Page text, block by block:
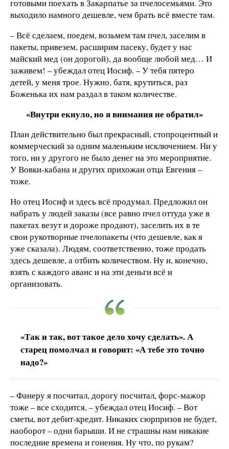
готовыми поехать в Закарпатье за пчелосемьями. Это
выходило намного дешевле, чем брать всё вместе там.
– Всё сделаем, поедем, возьмем там пчел, заселим в
пакеты, привезем, расширим пасеку, будет у нас
майский мед (он дорогой), да вообще любой мед… И
заживем! – убеждал отец Иосиф. – У тебя пятеро
детей, у меня трое. Нужно, батя, крутиться, раз
Боженька их нам раздал в таком количестве.
«Внутри екнуло, но я внимания не обратил»
План действительно был прекрасный, стопроцентный и
коммерческий за одним маленьким исключением. Ни у
того, ни у другого не было денег на это мероприятие.
У Вовки-кабана и других прихожан отца Евгения –
тоже.
Но отец Иосиф и здесь всё продумал. Предложил он
набрать у людей заказы (все равно пчел оттуда уже в
пакетах везут и дороже продают), заселить их в те
свои рукотворные пчелопакеты (что дешевле, как я
уже сказала). Людям, соответственно, тоже продать
здесь дешевле, а отбить количеством. Ну и, конечно,
взять с каждого аванс и на эти деньги всё и
организовать.
«Так и так, вот такое дело хочу сделать». А
старец помолчал и говорит: «А тебе это точно
надо?»
– Фанеру я посчитал, дорогу посчитал, форс-мажор
тоже – все сходится, – убеждал отец Иосиф. – Вот
сметы, вот дебит-кредит. Никаких сюрпризов не будет,
наоборот – одни барыши. И не страшны нам никакие
последние времена и гонения. Ну что, по рукам?